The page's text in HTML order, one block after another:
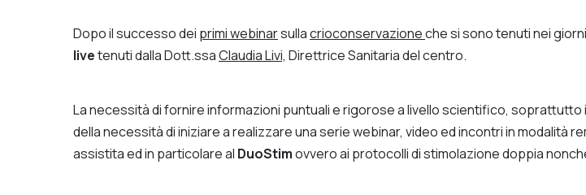
Dopo il successo dei primi webinarsullacrioconservazioneche si sono tenuti nei
livetenuti dalla Dott.ssaClaudia Livi, Direttrice Sanitaria del centro.
La necessità di fornire informazioni puntuali e rigorose a livello scientifico,
della necessità di iniziare a realizzare una serie webinar, video ed incontri in modalità
assistita ed in particolare al DuoStimovvero ai protocolli di stimolazione doppia